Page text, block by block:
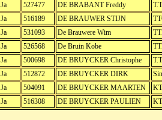
Ja
527477 DE BRABANT Freddy
Ja
516189 DE BRAUWER STIJN
Ja
531093 De Brauwere Wim
Ja
526568 De Bruin Kobe
Ja
500698 DE BRUYCKER Christophe
Ja
512872 DE BRUYCKER DIRK
Ja
504091 DE BRUYCKER MAARTEN
Ja
516308 DE BRUYCKER PAULIEN